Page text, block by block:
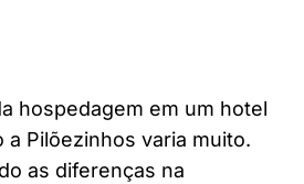
hospedagem em um hotel
Pilõezinhos varia muito.
as diferenças na